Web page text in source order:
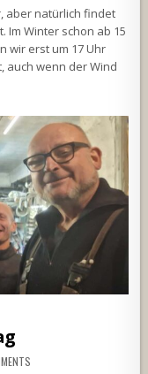
aber natürlich findet
Im Winter schon ab 15
wir erst um 17 Uhr
auch wenn der Wind